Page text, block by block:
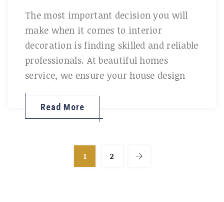
The most important decision you will
make when it comes to interior
decoration is finding skilled and reliable
professionals. At beautiful homes
service, we ensure your house design
Read More
1 2